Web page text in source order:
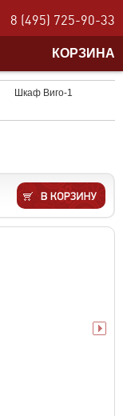
8 (495) 725-90-33
КОРЗИНА
Шкаф Виго-1